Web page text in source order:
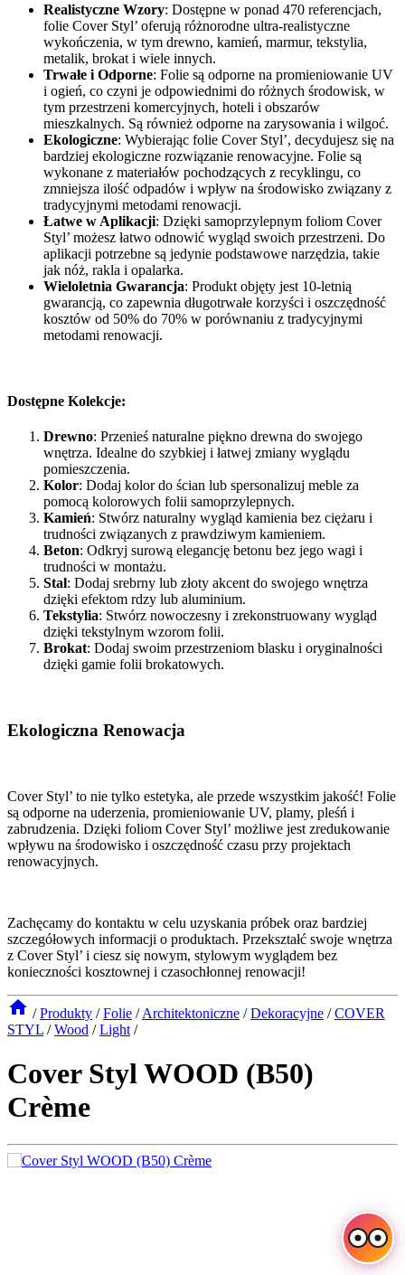
Realistyczne Wzory: Dostępne w ponad 470 referencjach,
folie Cover Styl’ oferują różnorodne ultra-realistyczne
wykończenia, w tym drewno, kamień, marmur, tekstylia,
metalik, brokat i wiele innych.
Trwałe i Odporne: Folie są odporne na promieniowanie UV
i ogień, co czyni je odpowiednimi do różnych środowisk, w
tym przestrzeni komercyjnych, hoteli i obszarów
mieszkalnych. Są również odporne na zarysowania i wilgoć.
Ekologiczne: Wybierając folie Cover Styl’, decydujesz się na
bardziej ekologiczne rozwiązanie renowacyjne. Folie są
wykonane z materiałów pochodzących z recyklingu, co
zmniejsza ilość odpadów i wpływ na środowisko związany z
tradycyjnymi metodami renowacji.
Łatwe w Aplikacji: Dzięki samoprzylepnym foliom Cover
Styl’ możesz łatwo odnowić wygląd swoich przestrzeni. Do
aplikacji potrzebne są jedynie podstawowe narzędzia, takie
jak nóż, rakla i opalarka.
Wieloletnia Gwarancja: Produkt objęty jest 10-letnią
gwarancją, co zapewnia długotrwałe korzyści i oszczędność
kosztów od 50% do 70% w porównaniu z tradycyjnymi
metodami renowacji.
Dostępne Kolekcje:
Drewno: Przenieś naturalne piękno drewna do swojego
wnętrza. Idealne do szybkiej i łatwej zmiany wyglądu
pomieszczenia.
Kolor: Dodaj kolor do ścian lub spersonalizuj meble za
pomocą kolorowych folii samoprzylepnych.
Kamień: Stwórz naturalny wygląd kamienia bez ciężaru i
trudności związanych z prawdziwym kamieniem.
Beton: Odkryj surową elegancję betonu bez jego wagi i
trudności w montażu.
Stal: Dodaj srebrny lub złoty akcent do swojego wnętrza
dzięki efektom rdzy lub aluminium.
Tekstylia: Stwórz nowoczesny i zrekonstruowany wygląd
dzięki tekstylnym wzorom folii.
Brokat: Dodaj swoim przestrzeniom blasku i oryginalności
dzięki gamie folii brokatowych.
Ekologiczna Renowacja
Cover Styl’ to nie tylko estetyka, ale przede wszystkim jakość! Folie
są odporne na uderzenia, promieniowanie UV, plamy, pleśń i
zabrudzenia. Dzięki foliom Cover Styl’ możliwe jest zredukowanie
wpływu na środowisko i oszczędność czasu przy projektach
renowacyjnych.
Zachęcamy do kontaktu w celu uzyskania próbek oraz bardziej
szczegółowych informacji o produktach. Przekształć swoje wnętrza
z Cover Styl’ i ciesz się nowym, stylowym wyglądem bez
konieczności kosztownej i czasochłonnej renowacji!
/ Produkty / Folie / Architektoniczne / Dekoracyjne / COVER
STYL / Wood / Light /
Cover Styl WOOD (B50)
Crème